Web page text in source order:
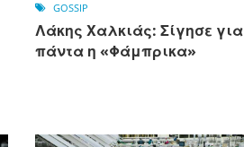
GOSSIP
Λάκης Χαλκιάς: Σίγησε για
πάντα η «Φάμπρικα»